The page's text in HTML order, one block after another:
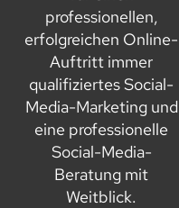
professionellen,
erfolgreichen Online-
Auftritt immer
qualifiziertes Social-
Media-Marketing und
eine professionelle
Social-Media-
Beratung mit
Weitblick.